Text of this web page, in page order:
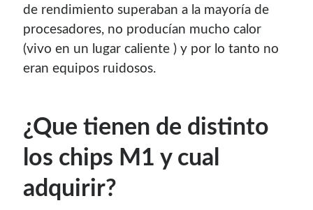
Mozilla (Hispano|Venezuela)y enWordPress Venezuela
promuevo tecnologías abiertas, mantengo
PKGBUILDS
de Archlinux,
plugins de WordPress
o dar charlas.
enseñar, comparto algunas de mis opiniones y
experiencias en el mundo informático en este blog.
mi página profesional
de rendimiento superaban a la mayoría de
procesadores, no producían mucho calor
(vivo en un lugar caliente ) y por lo tanto no
eran equipos ruidosos.
¿Que tienen de distinto
los chips M1 y cual
adquirir?